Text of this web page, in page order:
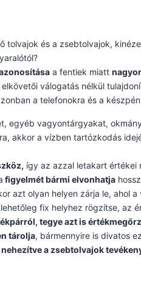
tolvajok és a zsebtolvajok,
a fentiek miatt
válogatás nélkül
a telefonokra és a
egyéb vagyontárgyakat,
akkor a vízben tartózkodás
így az azzal letakart értékei
figyelmét bármi elvonhatja
azt olyan helyen zárja le, ahol
fix helyhez rögzítse, az
tegye azt is
tárolja, bármennyire is divatos
nehezítve a zsebtolvajok